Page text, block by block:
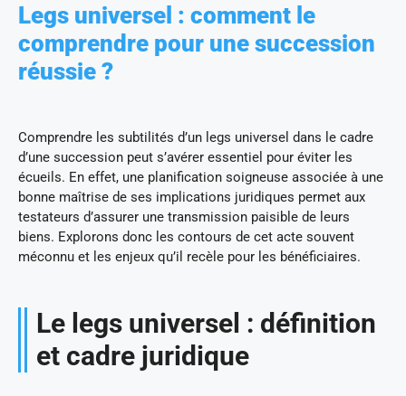
Legs universel : comment le
comprendre pour une succession
réussie ?
Comprendre les subtilités d’un legs universel dans le cadre
d’une succession peut s’avérer essentiel pour éviter les
écueils. En effet, une planification soigneuse associée à une
bonne maîtrise de ses implications juridiques permet aux
testateurs d’assurer une transmission paisible de leurs
biens. Explorons donc les contours de cet acte souvent
méconnu et les enjeux qu’il recèle pour les bénéficiaires.
Le legs universel : définition
et cadre juridique